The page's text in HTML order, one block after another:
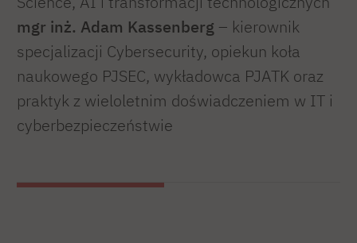
mgr inż. Adam Kassenberg – kierownik
specjalizacji Cybersecurity, opiekun koła
naukowego PJSEC, wykładowca PJATK oraz
praktyk z wieloletnim doświadczeniem w IT i
cyberbezpieczeństwie